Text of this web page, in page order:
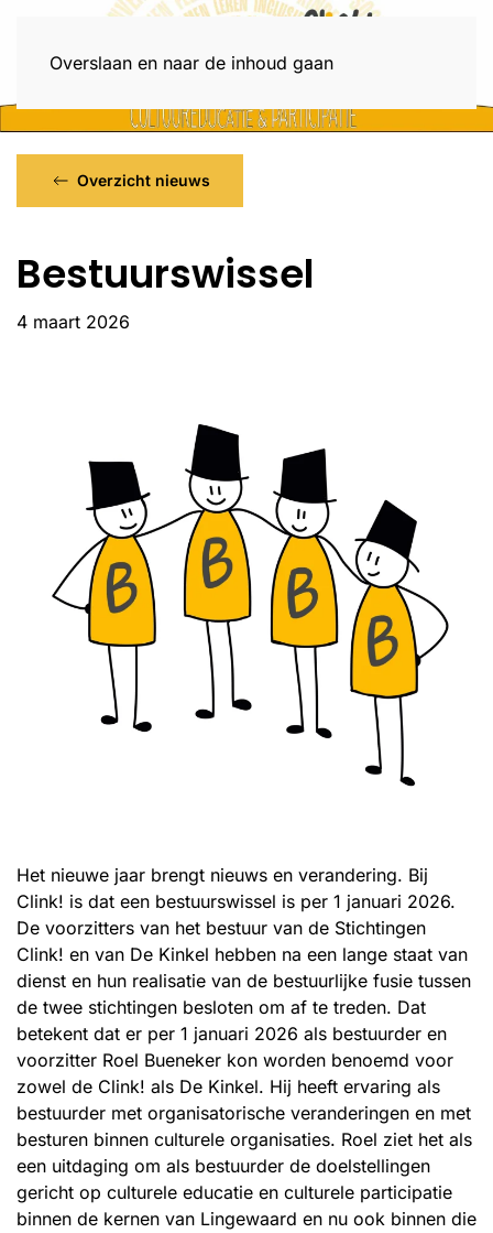
Overslaan en naar de inhoud gaan
Overzicht nieuws
Bestuurswissel
4 maart 2026
Het nieuwe jaar brengt nieuws en verandering. Bij
Clink! is dat een bestuurswissel is per 1 januari 2026.
De voorzitters van het bestuur van de Stichtingen
Clink! en van De Kinkel hebben na een lange staat van
dienst en hun realisatie van de bestuurlijke fusie tussen
de twee stichtingen besloten om af te treden. Dat
betekent dat er per 1 januari 2026 als bestuurder en
voorzitter Roel Bueneker kon worden benoemd voor
zowel de Clink! als De Kinkel. Hij heeft ervaring als
bestuurder met organisatorische veranderingen en met
besturen binnen culturele organisaties. Roel ziet het als
een uitdaging om als bestuurder de doelstellingen
gericht op culturele educatie en culturele participatie
binnen de kernen van Lingewaard en nu ook binnen die